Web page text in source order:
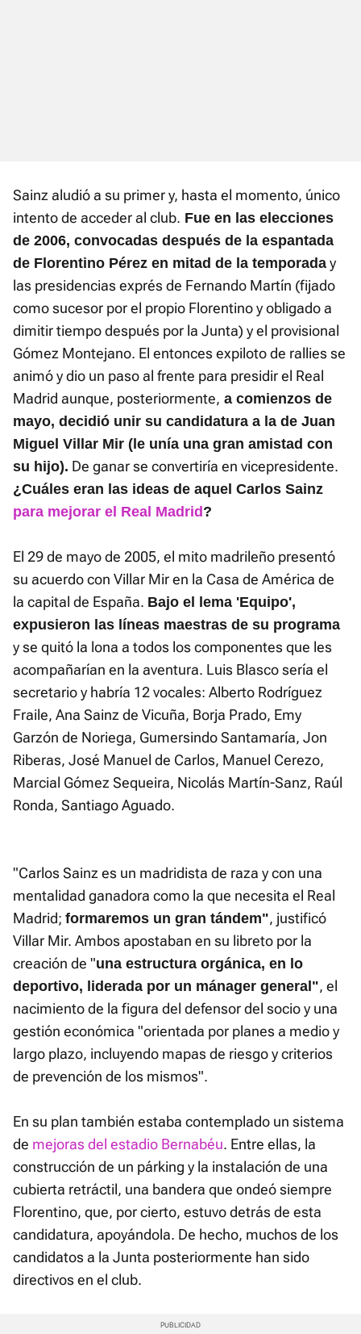
Sainz aludió a su primer y, hasta el momento, único
intento de acceder al club. Fue en las elecciones
de 2006, convocadas después de la espantada
de Florentino Pérez en mitad de la temporada y
las presidencias exprés de Fernando Martín (fijado
como sucesor por el propio Florentino y obligado a
dimitir tiempo después por la Junta) y el provisional
Gómez Montejano. El entonces expiloto de rallies se
animó y dio un paso al frente para presidir el Real
Madrid aunque, posteriormente, a comienzos de
mayo, decidió unir su candidatura a la de Juan
Miguel Villar Mir (le unía una gran amistad con
su hijo). De ganar se convertiría en vicepresidente.
¿Cuáles eran las ideas de aquel Carlos Sainz
para mejorar el Real Madrid ?
El 29 de mayo de 2005, el mito madrileño presentó
su acuerdo con Villar Mir en la Casa de América de
la capital de España. Bajo el lema 'Equipo',
expusieron las líneas maestras de su programa
y se quitó la lona a todos los componentes que les
acompañarían en la aventura. Luis Blasco sería el
secretario y habría 12 vocales: Alberto Rodríguez
Fraile, Ana Sainz de Vicuña, Borja Prado, Emy
Garzón de Noriega, Gumersindo Santamaría, Jon
Riberas, José Manuel de Carlos, Manuel Cerezo,
Marcial Gómez Sequeira, Nicolás Martín-Sanz, Raúl
Ronda, Santiago Aguado.
"Carlos Sainz es un madridista de raza y con una
mentalidad ganadora como la que necesita el Real
Madrid; formaremos un gran tándem", justificó
Villar Mir. Ambos apostaban en su libreto por la
creación de "una estructura orgánica, en lo
deportivo, liderada por un mánager general", el
nacimiento de la figura del defensor del socio y una
gestión económica "orientada por planes a medio y
largo plazo, incluyendo mapas de riesgo y criterios
de prevención de los mismos".
En su plan también estaba contemplado un sistema
de mejoras del estadio Bernabéu. Entre ellas, la
construcción de un párking y la instalación de una
cubierta retráctil, una bandera que ondeó siempre
Florentino, que, por cierto, estuvo detrás de esta
candidatura, apoyándola. De hecho, muchos de los
candidatos a la Junta posteriormente han sido
directivos en el club.